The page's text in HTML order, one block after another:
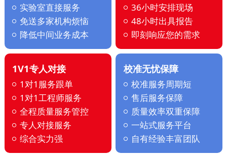
实验室直接服务
免送多家机构烦恼
降低中间业务成本
36小时安排现场
48小时出具报告
即刻响应您的需求
1V1专人对接
1对1服务跟单
1对1工程师服务
全程质量服务管控
专人对接服务
综合实力强
校准无忧保障
校准服务周期短
售后服务保障
质量效率双重保障
一站式服务平台
自有经验丰富团队